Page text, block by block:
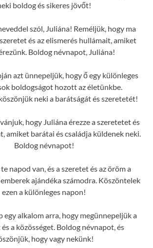
boldog és sikeres jövőt!
szól, Juliána! Reméljük, hogy ma
és az elismerés hullámait, amiket
Boldog névnapot, Juliána!
azt ünnepeljük, hogy ő egy különleges
boldogságot hozott az életünkbe.
neki a barátságát és szeretetét!
hogy Juliána érezze a szeretetet és
amiket barátai és családja küldenek neki.
Boldog névnapot!
napod van, és a szeretet és az öröm a
ajándéka számodra. Köszöntelek
ezen a különleges napon!
egy alkalom arra, hogy megünnepeljük a
a közösséget. Boldog névnapot, és
hogy vagy nekünk!